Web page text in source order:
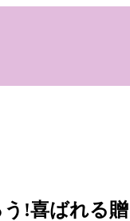
!喜ばれる